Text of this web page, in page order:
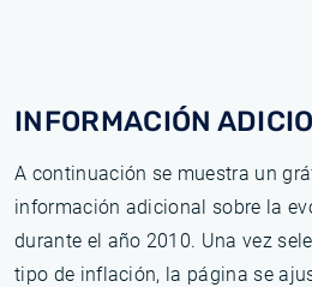
INFORMACIÓN
A continuación se muestra un
información adicional sobre la
durante el año 2010. Una vez
tipo de inflación, la página se